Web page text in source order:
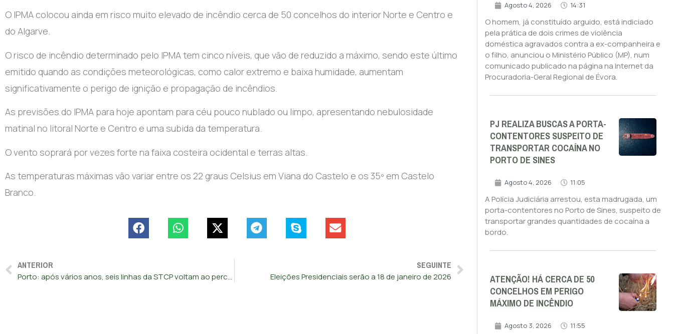
O IPMA colocou ainda em risco muito elevado de incêndio cerca de 50 concelhos do interior Norte e Centro e
do Algarve.
O risco de incêndio determinado pelo IPMA tem cinco níveis, que vão de reduzido a máximo, sendo este último
emitido quando as condições meteorológicas, como calor extremo e baixa humidade, aumentam
significativamente o perigo de ignição e propagação de incêndios.
As previsões do IPMA para hoje apontam para céu pouco nublado ou limpo, apresentando nebulosidade
matinal no litoral Norte e Centro e uma subida da temperatura.
O vento soprará por vezes forte na faixa costeira ocidental e terras altas.
As temperaturas máximas vão variar entre os 22 graus Celsius em Viana do Castelo e os 35º em Castelo
Branco.
ANTERIOR
Porto: após vários anos, seis linhas da STCP voltam ao percurso normal
SEGUINTE
Eleições Presidenciais serão a 18 de janeiro de 2026
Agosto 4, 2026 14:31
O homem, já constituído arguido, está indiciado
pela prática de dois crimes de violência
doméstica agravados contra a ex-companheira e
o filho, anunciou o Ministério Público (MP), num
comunicado publicado na página na Internet da
Procuradoria-Geral Regional de Évora.
PJ REALIZA BUSCAS A PORTA-
CONTENTORES SUSPEITO DE
TRANSPORTAR COCAÍNA NO
PORTO DE SINES
Agosto 4, 2026 11:05
A Polícia Judiciária arrestou, esta madrugada, um
porta-contentores no Porto de Sines, suspeito de
transportar grandes quantidades de cocaína a
bordo.
ATENÇÃO! HÁ CERCA DE 50
CONCELHOS EM PERIGO
MÁXIMO DE INCÊNDIO
Agosto 3, 2026 11:55